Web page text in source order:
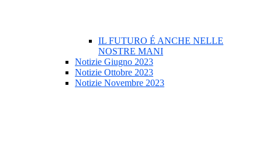
IL FUTURO É ANCHE NELLE
NOSTRE MANI
Notizie Giugno 2023
Notizie Ottobre 2023
Notizie Novembre 2023